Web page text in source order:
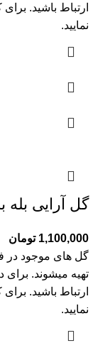
ارتباط باشید.
نمایید.
گل آرایی بله
1,100,000 تومان
گل های موجود در
تهیه میشوند.
ارتباط باشید.
نمایید.